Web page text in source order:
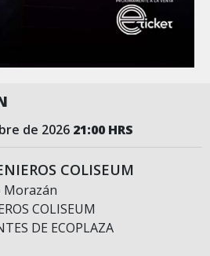
de 2026 21:00 HRS
COLISEUM
Morazán
COLISEUM
DE ECOPLAZA